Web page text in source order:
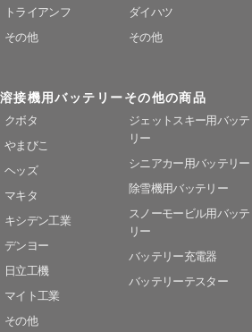
トライアンフ
その他
ダイハツ
その他
溶接機用バッテリー
クボタ
やまびこ
ヘッズ
マキタ
キシデン工業
デンヨー
日立工機
マイト工業
その他
その他の商品
ジェットスキー用バッテ
リー
シニアカー用バッテリー
除雪機用バッテリー
スノーモービル用バッテ
リー
バッテリー充電器
バッテリーテスター